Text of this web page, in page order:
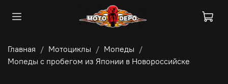
Главная Мотоциклы
Мопеды
Мопеды с пробегом из Японии в Новороссийске